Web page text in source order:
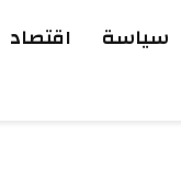
سياسة اقتصاد